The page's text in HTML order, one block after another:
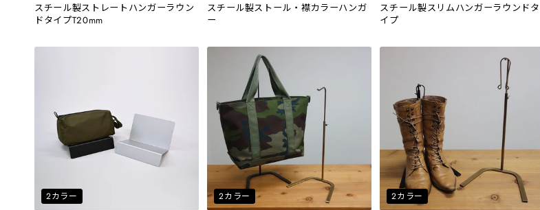
スチール製ストレートハンガーラウン
ドタイプT20mm
スチール製ストール・襟カラーハンガ
ー
スチール製スリムハンガーラウンドタ
イプ
2カラー 2カラー 2カラー